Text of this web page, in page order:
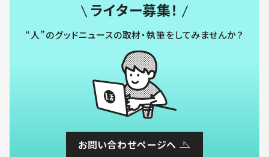
ライター募集！
“人”のグッドニュースの取材・執筆をしてみませんか？
お問い合わせページへ